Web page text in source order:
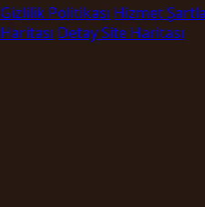
Gizlilik Politikası Hizmet
Haritası Detay Site Haritası